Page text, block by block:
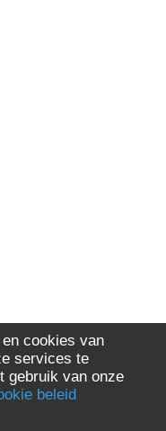
cookies van
services te
gebruik van onze
beleid